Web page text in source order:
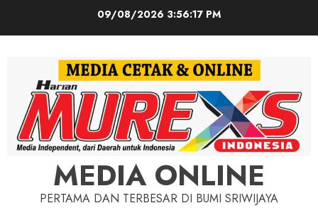
09/08/2026 3:56:19 PM
MEDIA ONLINE
PERTAMA DAN TERBESAR DI BUMI SRIWIJAYA